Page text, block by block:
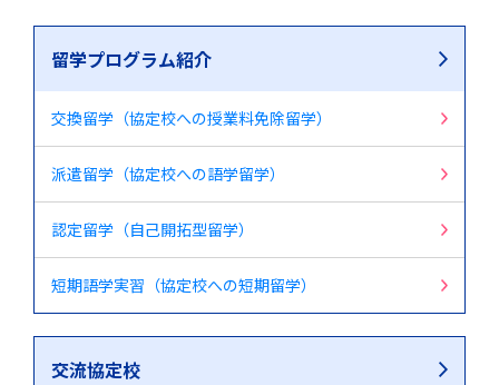
留学プログラム紹介
交換留学（協定校への授業料免除留学）
派遣留学（協定校への語学留学）
認定留学（自己開拓型留学）
短期語学実習（協定校への短期留学）
交流協定校